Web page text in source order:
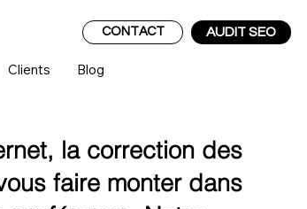
AUDIT SEO
CONTACT
Clients Blog
la correction des
faire monter dans